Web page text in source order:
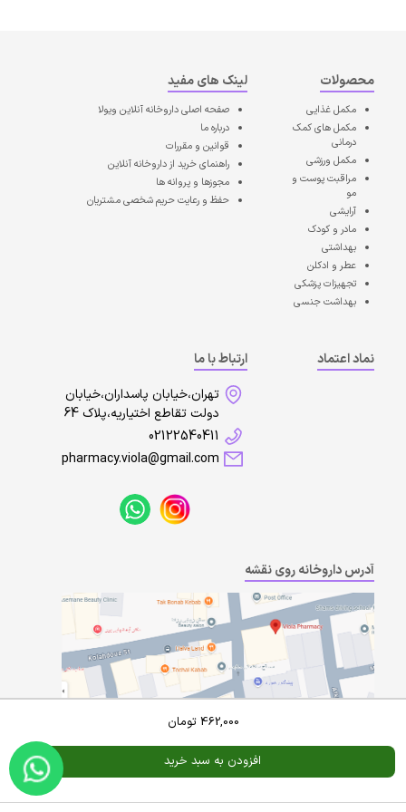
462,000 تومان
افزودن به سبد خرید
محصولات
مکمل غذایی
مکمل های کمک
درمانی
مکمل ورزشی
مراقبت پوست و
مو
آرایشی
مادر و کودک
بهداشتی
عطر و ادکلن
تجهیزات پزشکی
بهداشت جنسی
لینک های مفید
صفحه اصلیداروخانه آنلاین ویولا
درباره ما
قوانین و مقررات
راهنمای خرید از داروخانه آنلاین
مجوزها و پروانه ها
حفظ و رعایت حریم شخصی مشتریان
نماد اعتماد
ارتباط با ما
تهران،خیابان پاسداران،خیابان
دولت تقاطع اختیاریه،پلاک 64
02122540411
pharmacy.viola@gmail.com
آدرس داروخانه روی نقشه
A Pluss
Powered By